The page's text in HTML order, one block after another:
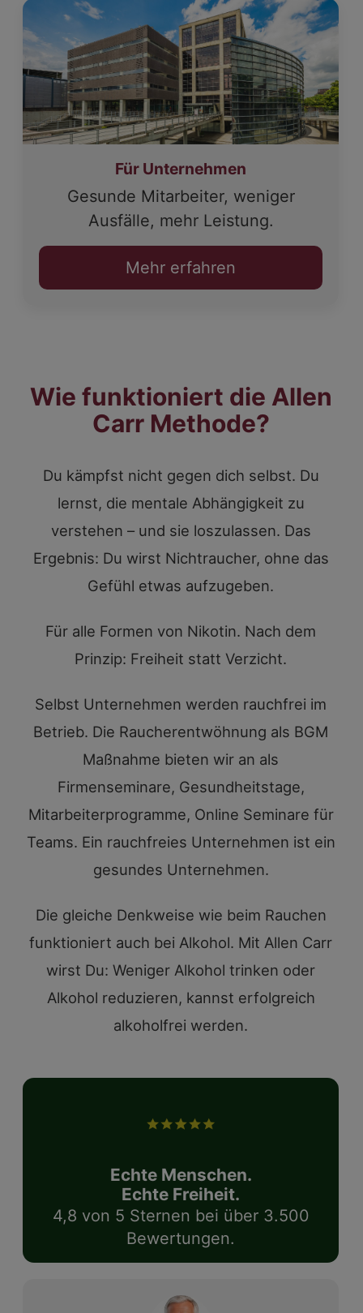
Für Unternehmen
Gesunde Mitarbeiter, weniger
Ausfälle, mehr Leistung.
Mehr erfahren
Wie funktioniert die Allen
Carr Methode?
Du kämpfst nicht gegen dich selbst. Du
lernst, die mentale Abhängigkeit zu
verstehen – und sie loszulassen. Das
Ergebnis: Du wirst Nichtraucher, ohne das
Gefühl etwas aufzugeben.
Für alle Formen von Nikotin. Nach dem
Prinzip: Freiheit statt Verzicht.
Selbst Unternehmen werden rauchfrei im
Betrieb. Die Raucherentwöhnung als BGM
Maßnahme bieten wir an als
Firmenseminare, Gesundheitstage,
Mitarbeiterprogramme, Online Seminare für
Teams. Ein rauchfreies Unternehmen ist ein
gesundes Unternehmen.
Die gleiche Denkweise wie beim Rauchen
funktioniert auch bei Alkohol. Mit Allen Carr
wirst Du: Weniger Alkohol trinken oder
Alkohol reduzieren, kannst erfolgreich
alkoholfrei werden.
Echte Menschen.
Echte Freiheit.
4,8 von 5 Sternen bei über 3.500
Bewertungen.